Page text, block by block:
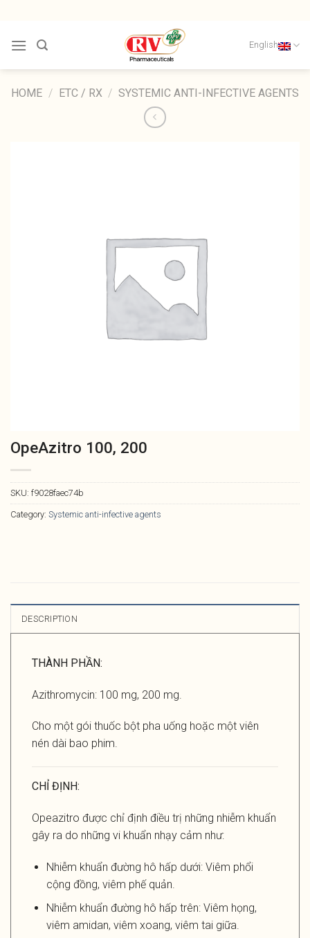
content
English
HOME / ETC / RX / SYSTEMIC ANTI-INFECTIVE AGENTS
OpeAzitro 100, 200
SKU: f9028faec74b
Category: Systemic anti-infective agents
DESCRIPTION
THÀNH PHẦN:
Azithromycin: 100 mg, 200 mg.
Cho một gói thuốc bột pha uống hoặc một viên
nén dài bao phim.
CHỈ ĐỊNH:
Opeazitro được chỉ định điều trị những nhiễm khuẩn
gây ra do những vi khuẩn nhạy cảm như:
Nhiễm khuẩn đường hô hấp dưới: Viêm phổi
cộng đồng, viêm phế quản.
Nhiễm khuẩn đường hô hấp trên: Viêm họng,
viêm amidan, viêm xoang, viêm tai giữa.